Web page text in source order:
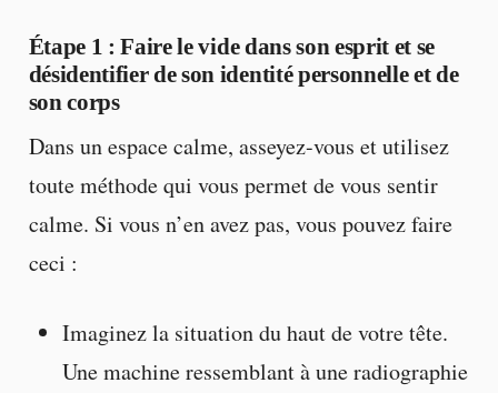
Étape 1 : Faire le vide dans son esprit et se
désidentifier de son identité personnelle et de
son corps
Dans un espace calme, asseyez-vous et utilisez
toute méthode qui vous permet de vous sentir
calme. Si vous n’en avez pas, vous pouvez faire
ceci :
Imaginez la situation du haut de votre tête.
Une machine ressemblant à une radiographie